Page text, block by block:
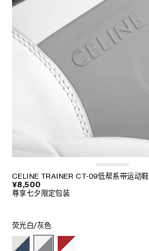
CELINE TRAINER CT-09低帮系带运动鞋
¥8,500
尊享七夕限定包装
荧光白/灰色